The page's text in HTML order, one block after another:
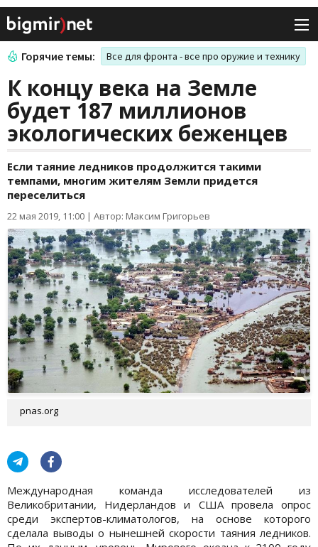
Горячие темы: Все для фронта - все про оружие и технику
К концу века на Земле
будет 187 миллионов
экологических беженцев
Если таяние ледников продолжится такими
темпами, многим жителям Земли придется
переселиться
22 мая 2019, 11:00 | Автор: Максим Григорьев
pnas.org
Международная команда исследователей из
Великобритании, Нидерландов и США провела опрос
среди экспертов-климатологов, на основе которого
сделала выводы о нынешней скорости таяния ледников.